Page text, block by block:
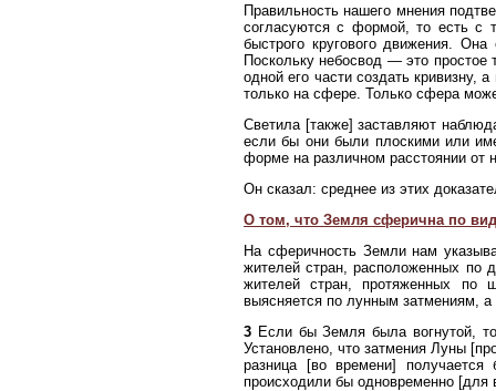
Правильность нашего мнения
согласуются с формой, то есть с
быстрого кругового движения.
Поскольку небосвод — это
одной его части создать кривизну,
только на сфере. Только сфера
Светила [также] заставляют
если бы они были плоскими или
форме на различном расстоянии
Он сказал: среднее из этих
О том, что Земля сферична по
На сферичность Земли нам
жителей стран, расположенных по
жителей стран, протяженных по
выясняется по лунным затмениям,
3 Если бы Земля была вогнутой,
Установлено, что затмения Луны
разница [во времени]
происходили бы одновременно [для